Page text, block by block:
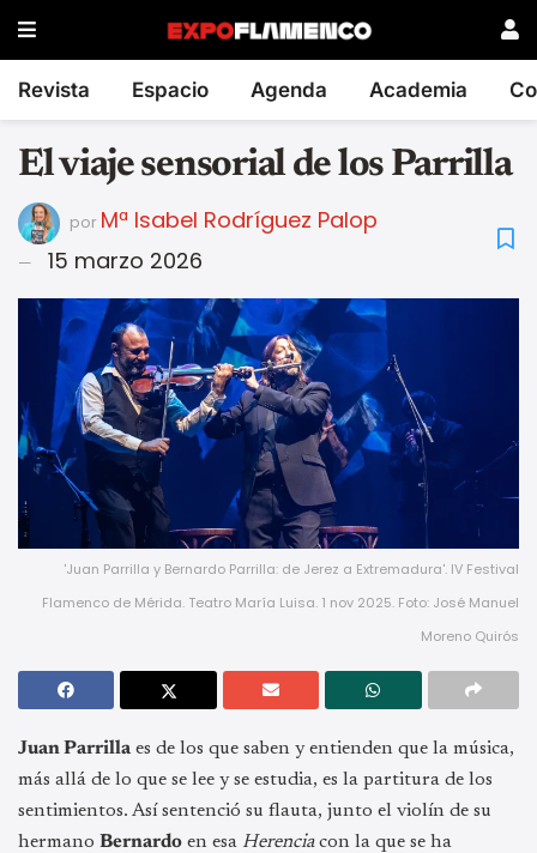
Revista Espacio Agenda Academia
El viaje sensorial de los Parrilla
por Mª Isabel Rodríguez Palop
15 marzo 2026
'Juan Parrilla y Bernardo Parrilla: de Jerez a Extremadura'. IV Festival
Flamenco de Mérida. Teatro María Luisa. 1 nov 2025. Foto: José Manuel
Moreno Quirós
Juan Parrilla es de los que saben y entienden que la música,
más allá de lo que se lee y se estudia, es la partitura de los
sentimientos. Así sentenció su flauta, junto el violín de su
hermano Bernardo en esa Herenciacon la que se ha